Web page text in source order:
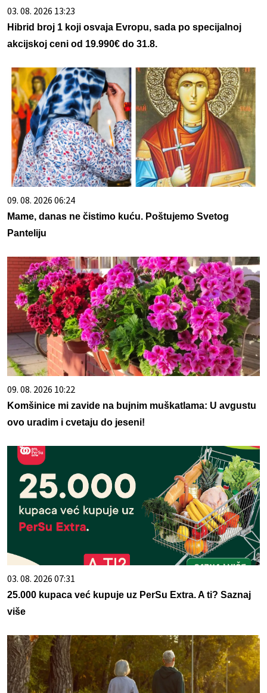
03. 08. 2026 13:23
Hibrid broj 1 koji osvaja Evropu, sada po specijalnoj
akcijskoj ceni od 19.990€ do 31.8.
09. 08. 2026 06:24
Mame, danas ne čistimo kuću. Poštujemo Svetog
Panteliju
09. 08. 2026 10:22
Komšinice mi zavide na bujnim muškatlama: U avgustu
ovo uradim i cvetaju do jeseni!
03. 08. 2026 07:31
25.000 kupaca već kupuje uz PerSu Extra. A ti? Saznaj
više